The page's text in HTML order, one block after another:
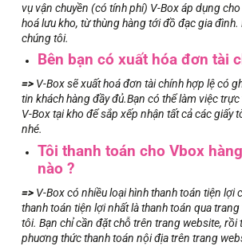
vụ vận chuyền (có tính phí) V-Box áp dụng
hoá lưu kho, từ thùng hàng tới đồ đạc gia đình.
chúng tôi.
Bên bạn có xuất hóa đơn tài
=> V-Box sẽ xuất hoá đơn tài chính hợp lệ có
tin khách hàng đầy đủ.Bạn có thể làm việc
V-Box tại kho để sắp xếp nhận tất cả các giấy
nhé.
Tôi thanh toán cho Vbox
nào ?
=> V-Box có nhiều loại hình thanh toán tiện lợi
thanh toán tiện lợi nhất là thanh toán qua
tôi. Bạn chỉ cần đặt chỗ trên trang website, rồi
phuơng thức thanh toán nội địa trên trang